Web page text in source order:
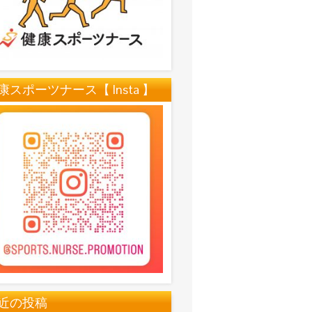
スポーツナース【 Insta 】
の投稿